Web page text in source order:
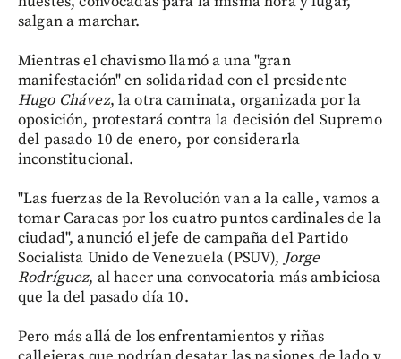
salgan a marchar.
Mientras el chavismo llamó a una "gran
manifestación" en solidaridad con el presidente
Hugo Chávez, la otra caminata, organizada por la
oposición, protestará contra la decisión del Supremo
del pasado 10 de enero, por considerarla
inconstitucional.
"Las fuerzas de la Revolución van a la calle, vamos a
tomar Caracas por los cuatro puntos cardinales de la
ciudad", anunció el jefe de campaña del Partido
Socialista Unido de Venezuela (PSUV), Jorge
Rodríguez, al hacer una convocatoria más ambiciosa
que la del pasado día 10.
Pero más allá de los enfrentamientos y riñas